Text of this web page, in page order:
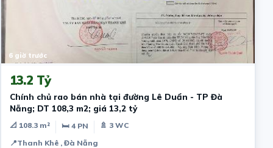
6 giờ trước
13.2 Tỷ
Chính chủ rao bán nhà tại đường Lê Duẩn - TP Đà
Nẵng; DT 108,3 m2; giá 13,2 tỷ
📐 108.3 m² 🛏 4 PN
🚿 3 WC
📍Thanh Khê , Đà Nẵng